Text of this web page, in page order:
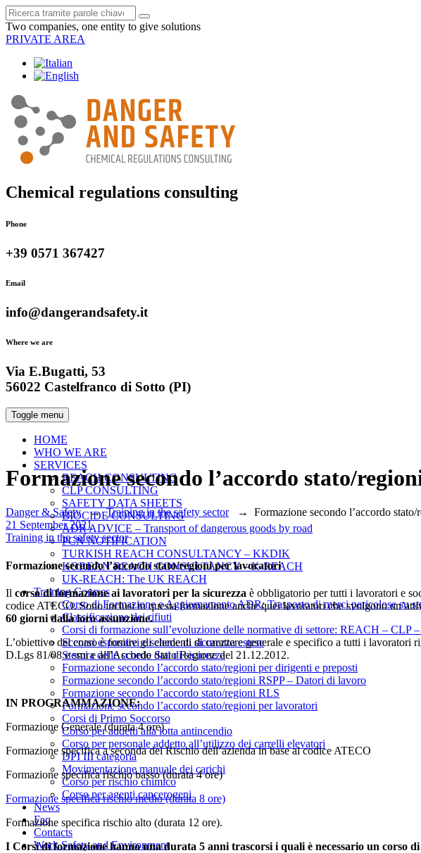
Two companies, one entity to give solutions
PRIVATE AREA
Chemical regulations consulting
Phone
+39 0571 367427
Email
info@dangerandsafety.it
Where we are
Via E.Bugatti, 53
56022 Castelfranco di Sotto (PI)
Toggle menu
HOME
WHO WE ARE
SERVICES
REACH CONSULTING
CLP CONSULTING
SAFETY DATA SHEETS
BIOCIDE CONSULTING
ADR ADVICE – Transport of dangerous goods by road
PCN NOTIFICATION
TURKISH REACH CONSULTANCY – KKDIK
KOREAN REACH CONSULTANCY – K-REACH
UK-REACH: The UK REACH
Training Courses
Corso di Formazione e Aggiornamento ADR: Trasporto di merci pericolose su
Classificazione dei rifiuti
Corsi di formazione sull’evoluzione delle normative di settore: REACH – CLP
Scenari espositivi e schede di sicurezza estese
Stesura delle schede dati di sicurezza
Formazione secondo l’accordo stato/regioni per dirigenti e preposti
Formazione secondo l’accordo stato/regioni RSPP – Datori di lavoro
Formazione secondo l’accordo stato/regioni RLS
Formazione secondo l’accordo stato/regioni per lavoratori
Corsi di Primo Soccorso
Corso per addetti alla lotta antincendio
Corso per personale addetto all’utilizzo dei carrelli elevatori
DPI III categoria
Movimentazione manuale dei carichi
Corso per rischio chimico
Corso per agenti cancerogeni
News
Faq
Contacts
Work Safety and Environment
Formazione secondo l’accordo stato/
Danger & Safety →Training in the safety sector→ Formazione secondo l’accordo
Date
21 September 2021
Categories
Training in the safety sector
Formazione secondo l’accordo stato/regioni per lavoratori
Il corso di formazione ai lavoratori per la sicurezza è obbligatorio per tutti i lavoratori e
codice ATECO. Sono inclusi in questa formazione anche quei lavoratori che svolgono
60 giorni dalla loro assunzione.
L’obiettivo del corso è fornire gli elementi di carattere generale e specifico a tutti i
D.Lgs 81/08 e smi e all’Accordo Stato Regione del 21.12.2012.
IN PROGRAMMAZIONE:
Formazione Generale (durata 4 ore)
Formazione specifica a seconda del Rischio dell’azienda in base al codice ATECO
Formazione specifica rischio basso (durata 4 ore)
Formazione specifica rischio medio (durata 8 ore)
Formazione specifica rischio alto (durata 12 ore).
I Corsi di formazione hanno una durata 5 anni trascorsi i quali è necessario un corso